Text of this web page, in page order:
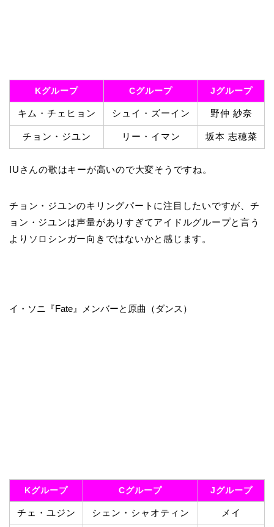
Kグループ Cグループ Jグループ
キム・チェヒョン シュイ・ズーイン 野仲 紗奈
チョン・ジユン リー・イマン 坂本 志穂菜
IUさんの歌はキーが高いので大変そうですね。
チョン・ジユンのキリングパートに注目したいですが、チ
ョン・ジユンは声量がありすぎてアイドルグループと言う
よりソロシンガー向きではないかと感じます。
イ・ソニ『Fate』メンバーと原曲（ダンス）
Kグループ Cグループ Jグループ
チェ・ユジン シェン・シャオティン メイ